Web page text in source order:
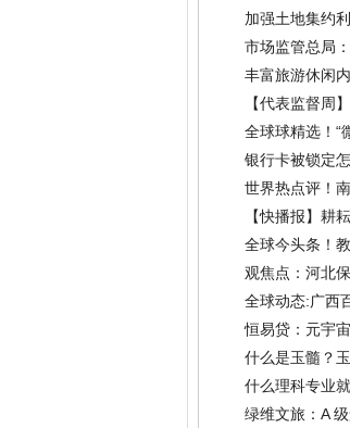
加强土地集约
市场监管总局
丰富旅游休闲
【代表监督周
全球球精选！“
银行卡被锁定
世界热点评！
【快播报】耕
全球今头条！
(2022-07-19)
观焦点：河北
全球动态:广西
恒易贷：元宇
什么是玉髓？
什么理科专业
绿维文旅：A